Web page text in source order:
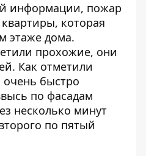
информации, пожар
которая
этаже дома.
прохожие, они
Как отметили
быстро
по фасадам
несколько минут
по пятый